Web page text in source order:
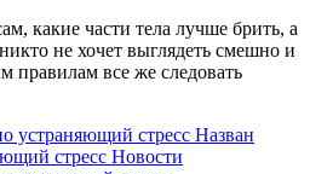
какие части тела лучше брить, а
не хочет выглядеть смешно и
правилам все же следовать
Назван
стресс Новости